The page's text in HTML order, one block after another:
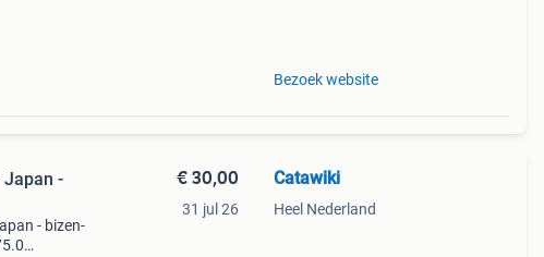
Bezoek website
Japan -
- bizen-
€ 30,00
31 jul 26
Catawiki
Heel Nederland